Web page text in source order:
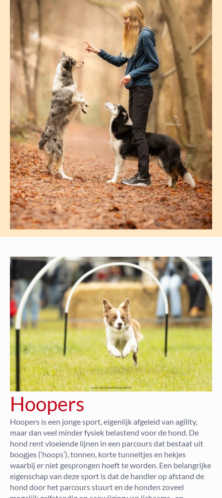
Hoopers
Hoopers is een jonge sport, eigenlijk afgeleid van agility,
maar dan veel minder fysiek belastend voor de hond. De
hond rent vloeiende lijnen in een parcours dat bestaat uit
boogjes (‘hoops’), tonnen, korte tunneltjes en hekjes
waarbij er niet gesprongen hoeft te worden. Een belangrijke
eigenschap van deze sport is dat de handler op afstand de
hond door het parcours stuurt en de honden zoveel